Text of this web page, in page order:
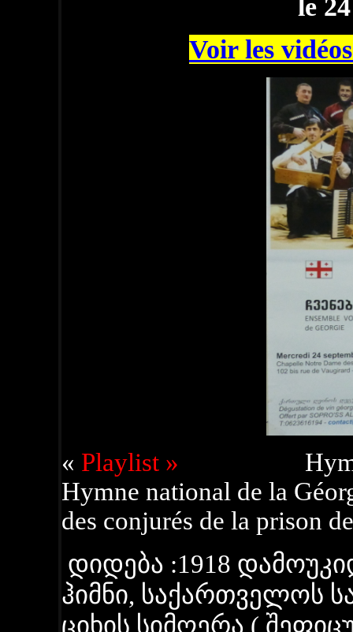
le
Voir les
« Playlist » Hymnes
Hymne national de la
des conjurés de la prison
დიდება :1918
ჰიმნი, საქართველოს
ციხის სიმღერა (